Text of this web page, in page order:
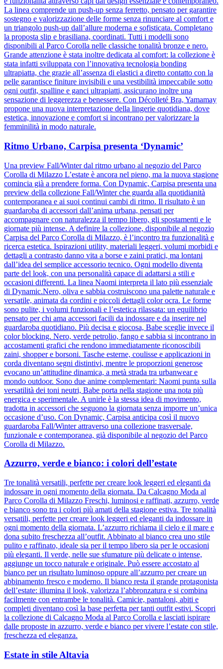
La linea comprende un push-up senza ferretto, pensato per garantire
sostegno e valorizzazione delle forme senza rinunciare al comfort e
un triangolo push-up dall’allure moderna e sofisticata. Completano
la proposta slip e brasiliana, coordinati. Tutti i modelli sono
disponibili al Parco Corolla nelle classiche tonalità bronze e nero.
Grande attenzione è stata inoltre dedicata al comfort: la collezione è
stata infatti sviluppata con l’innovativa tecnologia bonding
ultrapiatta, che grazie all’assenza di elastici a diretto contatto con la
pelle garantisce finiture invisibili e una vestibilità impeccabile sotto
ogni outfit, spalline e ganci ultrapiatti, assicurano inoltre una
sensazione di leggerezza e benessere. Con Décolleté Bra, Yamamay
propone una nuova interpretazione della lingerie quotidiana, dove
estetica, innovazione e comfort si incontrano per valorizzare la
femminilità in modo naturale.
Ritmo Urbano, Carpisa presenta ‘Dynamic’
Una preview Fall/Winter dal ritmo urbano al negozio del Parco
Corolla di Milazzo L’estate è ancora nel pieno, ma la nuova stagione
comincia già a prendere forma. Con Dynamic, Carpisa presenta una
preview della collezione Fall/Winter che guarda alla quotidianità
contemporanea e ai suoi continui cambi di ritmo. Il risultato è un
guardaroba di accessori dall’anima urbana, pensati per
accompagnare con naturalezza il tempo libero, gli spostamenti e le
giornate più intense. A definire la collezione, disponibile al negozio
Carpisa del Parco Corolla di Milazzo, è l’incontro tra funzionalità e
ricerca estetica. Ispirazioni utility, materiali leggeri, volumi morbidi e
dettagli a contrasto danno vita a borse e zaini pratici, ma lontani
dall’idea del semplice accessorio tecnico. Ogni modello diventa
parte del look, con una personalità capace di adattarsi a stili e
occasioni differenti. La linea Naomi interpreta il lato più essenziale
di Dynamic.Nero, oliva e sabbia costruiscono una palette naturale e
versatile, animata da cordini e piccoli dettagli color ocra. Le forme
sono pulite, i volumi funzionali e l’estetica rilassata: un equilibrio
pensato per chi ama accessori facili da indossare e da inserire nel
guardaroba quotidiano. Più decisa e giocosa, Babe sceglie invece il
color blocking. Nero, verde petrolio, fango e sabbia si incontrano in
accostamenti grafici che rendono immediatamente riconoscibili
zaini, shopper e borsoni. Tasche esterne, coulisse e applicazioni in
corda diventano segni distintivi, mentre le proporzioni generose
evocano un’attitudine dinamica, a metà strada tra urbanwear e
mondo outdoor. Sono due anime complementari: Naomi punta sulla
versatilità dei toni neutri, Babe porta nella stagione una nota più
energica e sperimentale. A unirle è la stessa idea di movimento,
tradotta in accessori che seguono la giornata senza imporre un’unica
occasione d’uso. Con Dynamic, Carpisa anticipa così il nuovo
guardaroba Fall/Winter attraverso una collezione trasversale,
funzionale e contemporanea, già disponibile al negozio del Parco
Corolla di Milazzo.
Azzurro, verde e bianco: i colori dell’estate
Tre tonalità versatili, perfette per creare look leggeri ed eleganti da
indossare in ogni momento della giornata. Da Calcagno Moda al
Parco Corolla di Milazzo Freschi, luminosi e raffinati, azzurro, verde
e bianco sono tra i colori più amati della stagione estiva. Tre tonalità
versatili, perfette per creare look leggeri ed eleganti da indossare in
ogni momento della giornata. L’azzurro richiama il cielo e il mare e
dona subito freschezza all’outfit. Abbinato al bianco crea uno stile
pulito e raffinato, ideale sia per il tempo libero sia per le occasioni
più eleganti. Il verde, nelle sue sfumature più delicate o intense,
aggiunge un tocco naturale e originale. Può essere accostato al
bianco per un risultato luminoso oppure all’azzurro per creare un
abbinamento fresco e moderno. Il bianco resta il grande protagonista
dell’estate: illumina il look, valorizza l’abbronzatura e si combina
facilmente con entrambe le tonalità. Camicie, pantaloni, abiti e
completi diventano così la base perfetta per tanti outfit estivi. Scopri
la collezione di Calcagno Moda al Parco Corolla e lasciati ispirare
dalle proposte in azzurro, verde e bianco per vivere l’estate con stile,
freschezza ed eleganza.
Estate in stile Altavia